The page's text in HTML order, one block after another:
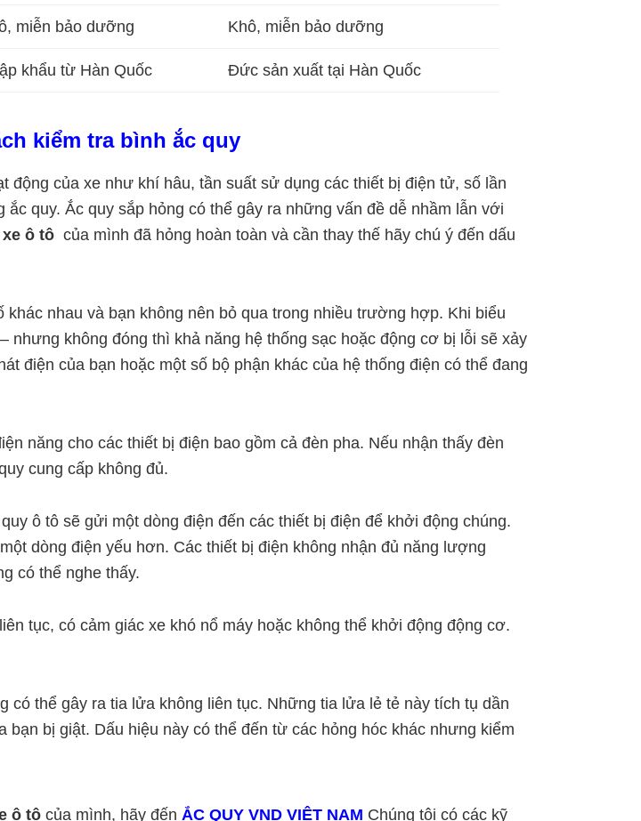
miễn bảo dưỡng Khô, miễn bảo dưỡng
khẩu từ Hàn Quốc Đức sản xuất tại Hàn Quốc
kiểm tra bình ắc quy
động của xe như khí hâu, tần suất sử dụng các thiết bị điện tử, số lần
quy. Ắc quy sắp hỏng có thể gây ra những vấn đề dễ nhầm lẫn với
ô tô của mình đã hỏng hoàn toàn và cần thay thế hãy chú ý đến dấu
nhau và bạn không nên bỏ qua trong nhiều trường hợp. Khi biểu
không đóng thì khả năng hệ thống sạc hoặc động cơ bị lỗi sẽ xảy
điện của bạn hoặc một số bộ phận khác của hệ thống điện có thể đang
năng cho các thiết bị điện bao gồm cả đèn pha. Nếu nhận thấy đèn
cung cấp không đủ.
ô tô sẽ gửi một dòng điện đến các thiết bị điện để khởi động chúng.
dòng điện yếu hơn. Các thiết bị điện không nhận đủ năng lượng
có thể nghe thấy.
tục, có cảm giác xe khó nổ máy hoặc không thể khởi động động cơ.
thể gây ra tia lửa không liên tục. Những tia lửa lẻ tẻ này tích tụ dần
bị giật. Dấu hiệu này có thể đến từ các hỏng hóc khác nhưng kiểm
ô tô của mình, hãy đến ẮC QUY VND VIỆT NAM Chúng tôi có các kỹ